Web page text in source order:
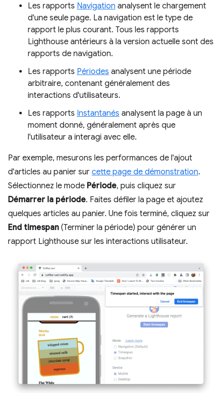
Les rapports Navigation analysent le chargement
d'une seule page. La navigation est le type de
rapport le plus courant. Tous les rapports
Lighthouse antérieurs à la version actuelle sont des
rapports de navigation.
Les rapports Périodes analysent une période
arbitraire, contenant généralement des
interactions d'utilisateurs.
Les rapports Instantanés analysent la page à un
moment donné, généralement après que
l'utilisateur a interagi avec elle.
Par exemple, mesurons les performances de l'ajout
d'articles au panier sur cette page de démonstration.
Sélectionnez le mode Période, puis cliquez sur
Démarrer la période. Faites défiler la page et ajoutez
quelques articles au panier. Une fois terminé, cliquez sur
End timespan (Terminer la période) pour générer un
rapport Lighthouse sur les interactions utilisateur.